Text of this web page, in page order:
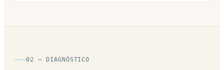
02 — DIAGNÓSTICO